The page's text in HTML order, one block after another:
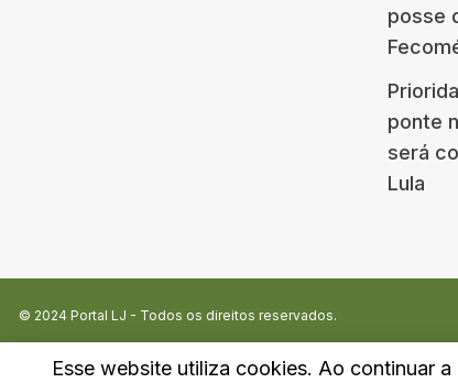
posse
ponte
será
Lula
© 2024 Portal LJ - Todos os direitos reservados.
Esse website utiliza cookies. Ao continuar